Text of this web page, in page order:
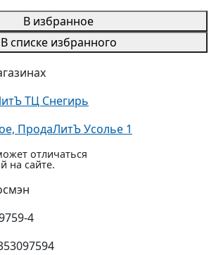
В избранное
В списке избранного
ТЦ Снегирь
ПродаЛитЪ Усолье 1
отличаться
на сайте.
4